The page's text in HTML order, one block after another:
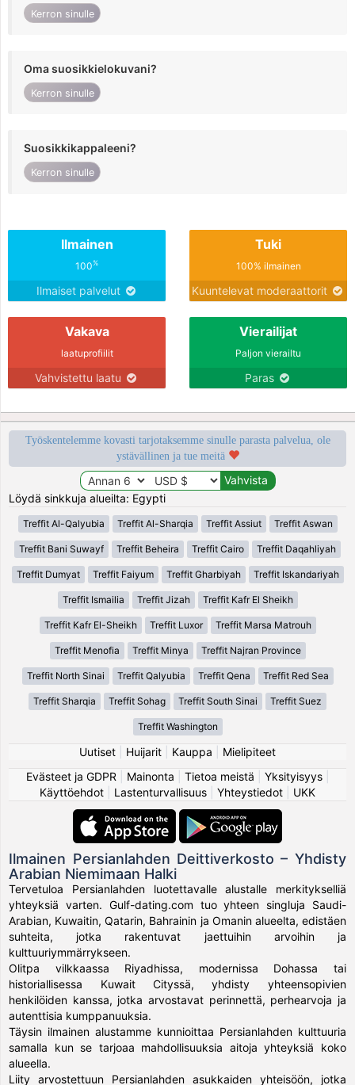
Kerron sinulle
Oma suosikkielokuvani?
Kerron sinulle
Suosikkikappaleeni?
Kerron sinulle
Ilmainen
100%
Ilmaiset palvelut
Tuki
100% ilmainen
Kuuntelevat moderaattorit
Vakava
laatuprofiilit
Vahvistettu laatu
Vierailijat
Paljon vierailtu
Paras
Työskentelemme kovasti tarjotaksemme sinulle parasta palvelua, ole
ystävällinen ja tue meitä
Löydä sinkkuja alueilta: Egypti
Treffit Al-Qalyubia Treffit Al-Sharqia Treffit Assiut Treffit Aswan
Treffit Bani Suwayf Treffit Beheira Treffit Cairo Treffit Daqahliyah
Treffit Dumyat Treffit Faiyum Treffit Gharbiyah Treffit Iskandariyah
Treffit Ismailia Treffit Jizah Treffit Kafr El Sheikh
Treffit Kafr El-Sheikh Treffit Luxor Treffit Marsa Matrouh
Treffit Menofia Treffit Minya Treffit Najran Province
Treffit North Sinai Treffit Qalyubia Treffit Qena Treffit Red Sea
Treffit Sharqia Treffit Sohag Treffit South Sinai Treffit Suez
Treffit Washington
Uutiset Huijarit Kauppa
Mielipiteet
Evästeet ja GDPR
Mainonta Tietoa meistä Yksityisyys|
Käyttöehdot
Lastenturvallisuus Yhteystiedot UKK
Ilmainen Persianlahden Deittiverkosto – Yhdisty
Arabian Niemimaan Halki
Tervetuloa Persianlahden luotettavalle alustalle merkitykselliä
yhteyksiä varten. Gulf-dating.com tuo yhteen singluja Saudi-
Arabian, Kuwaitin, Qatarin, Bahrainin ja Omanin alueelta, edistäen
suhteita, jotka rakentuvat jaettuihin arvoihin ja
kulttuuriymmärrykseen.
Olitpa vilkkaassa Riyadhissa, modernissa Dohassa tai
historiallisessa Kuwait Cityssä, yhdisty yhteensopivien
henkilöiden kanssa, jotka arvostavat perinnettä, perhearvoja ja
autenttisia kumppanuuksia.
Täysin ilmainen alustamme kunnioittaa Persianlahden kulttuuria
samalla kun se tarjoaa mahdollisuuksia aitoja yhteyksiä koko
alueella.
Liity arvostettuun Persianlahden asukkaiden yhteisöön, jotka